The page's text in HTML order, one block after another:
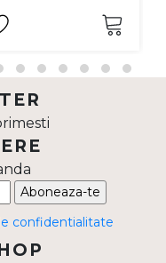
Aboneaza-te
confidentialitate